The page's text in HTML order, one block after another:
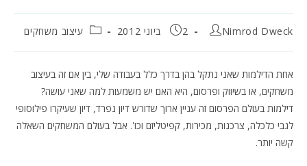
מחבר:
Nimrod Dweck פורסם:
2 ביוני 2012 קטגוריה:עיצוב משחקים
אחת הדילמות שאני נתקל בהן בדרך כלל בעבודה שלי, בין אם זה בעיצוב
משחקים, או בשיווק ופרסום, היא האם יש משמעות למה שאני עושה?
דילמות בעולם הפרסום זה עניין ארוך שדורש דיון נפרד, דיון שעיקרו פילוסופי
לגבי כלכלה, צרכנות, מכירות, קפיטליזם וכו'. אבל בעולם המשחקים השאלה
קשה יותר.